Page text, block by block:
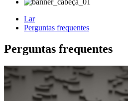
Lar
Perguntas frequentes
Perguntas frequentes